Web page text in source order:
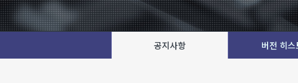
공지사항 버전 히스